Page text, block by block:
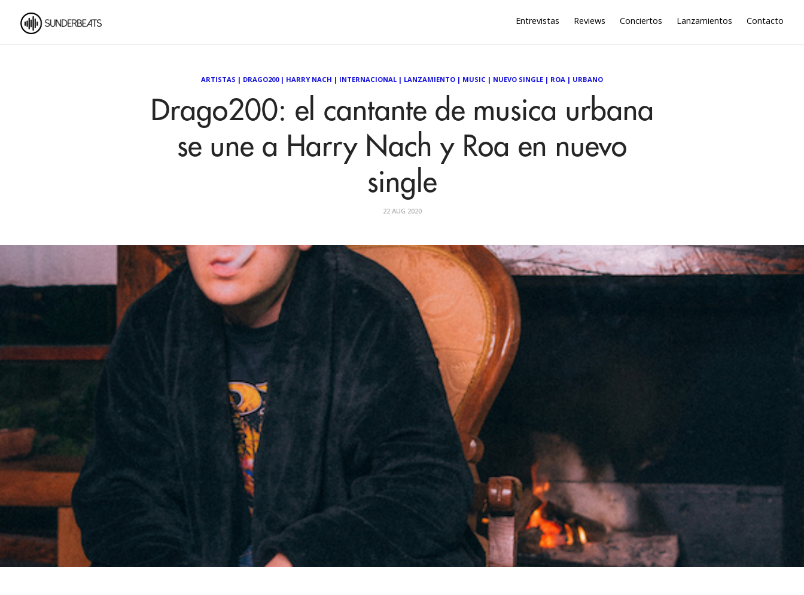
Entrevistas Reviews Conciertos Lanzamientos Contacto
ARTISTAS | DRAGO200| HARRY NACH | INTERNACIONAL | LANZAMIENTO | MUSIC | NUEVO SINGLE | ROA | URBANO
Drago200: el cantante de musica urbana
se une a Harry Nach y Roa en nuevo
single
22 AUG 2020